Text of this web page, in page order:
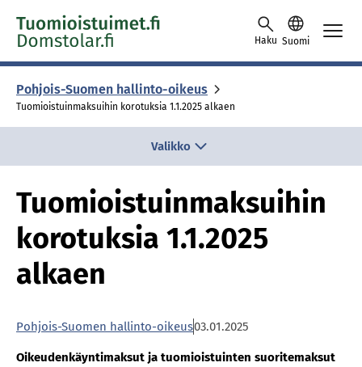
Skip to content -saavutettavuusohje
Haku Suomi
Pohjois-Suomen hallinto-oikeus
Tuomioistuinmaksuihin korotuksia 1.1.2025 alkaen
Valikko
Tuomioistuinmaksuihin
korotuksia 1.1.2025
alkaen
Pohjois-Suomen hallinto-oikeus03.01.2025
Oikeudenkäyntimaksut ja tuomioistuinten suoritemaksut